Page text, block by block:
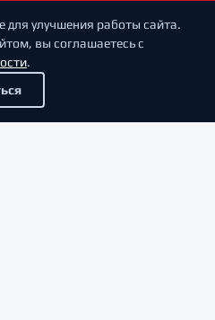
улучшения работы сайта.
вы соглашаетесь с
.